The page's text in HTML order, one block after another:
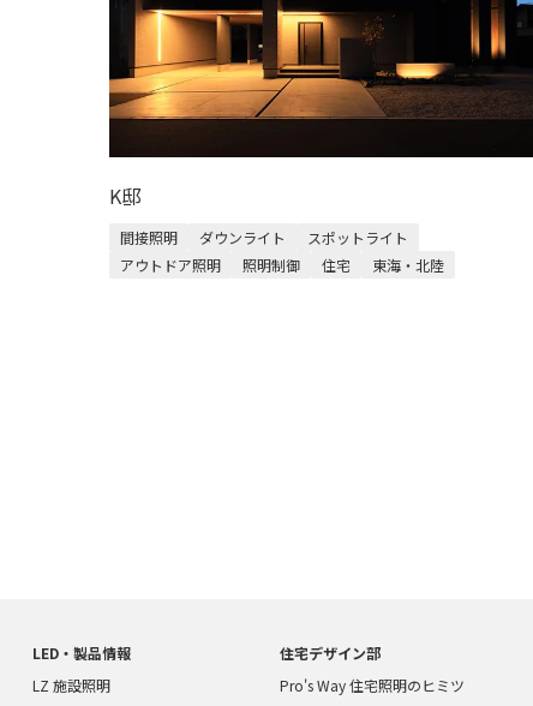
K邸
間接照明 ダウンライト
スポットライト
アウトドア照明
照明制御 住宅 東海・北陸
LED・製品情報
LZ 施設照明
住宅デザイン部
Pro's Way 住宅照明のヒミツ